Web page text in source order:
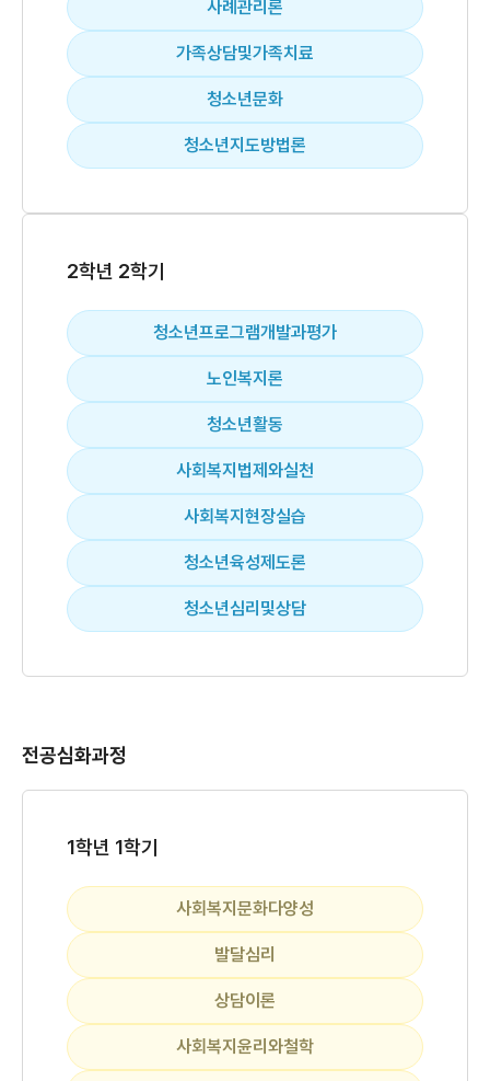
사례관리론
가족상담및가족치료
청소년문화
청소년지도방법론
2학년 2학기
청소년프로그램개발과평가
노인복지론
청소년활동
사회복지법제와실천
사회복지현장실습
청소년육성제도론
청소년심리및상담
전공심화과정
1학년 1학기
사회복지문화다양성
발달심리
상담이론
사회복지윤리와철학